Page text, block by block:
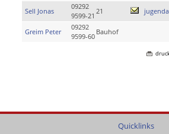
Sell Jonas
09292
9599-21
21
Greim Peter
09292
9599-60
Bauhof
Quicklinks